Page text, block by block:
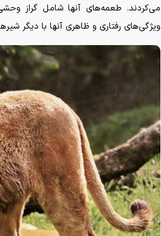
می‌کردند. طعمه‌های آنها شامل گراز
ویژگی‌های رفتاری و ظاهری آنها با دیگر